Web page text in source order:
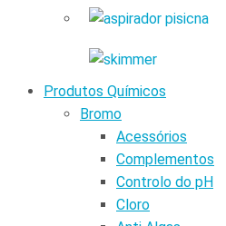
Produtos Químicos
Bromo
Acessórios
Complementos
Controlo do pH
Cloro